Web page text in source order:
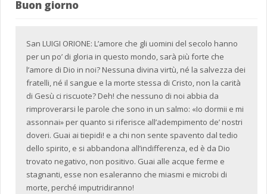
Buon giorno
San LUIGI ORIONE: L’amore che gli uomini del secolo hanno
per un po’ di gloria in questo mondo, sarà più forte che
l’amore di Dio in noi? Nessuna divina virtù, né la salvezza dei
fratelli, né il sangue e la morte stessa di Cristo, non la carità
di Gesù ci riscuote? Deh! che nessuno di noi abbia da
rimproverarsi le parole che sono in un salmo: «Io dormii e mi
assonnai» per quanto si riferisce all’adempimento de’ nostri
doveri. Guai ai tiepidi! e a chi non sente spavento dal tedio
dello spirito, e si abbandona all’indifferenza, ed è da Dio
trovato negativo, non positivo. Guai alle acque ferme e
stagnanti, esse non esaleranno che miasmi e microbi di
morte, perché imputridiranno!